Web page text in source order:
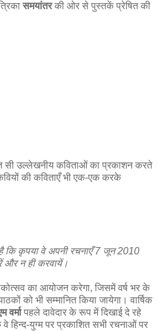
समयांतरकी ओर से पुस्तकें प्रेषित की
सी उल्लेखनीय कविताओं का प्रकाशन करते
की कविताएँ भी एक-एक करके
कि कृपया वे अपनी रचनाएँ 7 जून 2010
और न ही करवायें।
का आयोजन करेगा, जिसमें वर्ष भर के
को भी सम्मानित किया जायेगा। वार्षिक
वर्मापहले दावेदार के रूप में दिखाई दे रहे
हिन्द-युग्म पर प्रकाशित सभी रचनाओं पर